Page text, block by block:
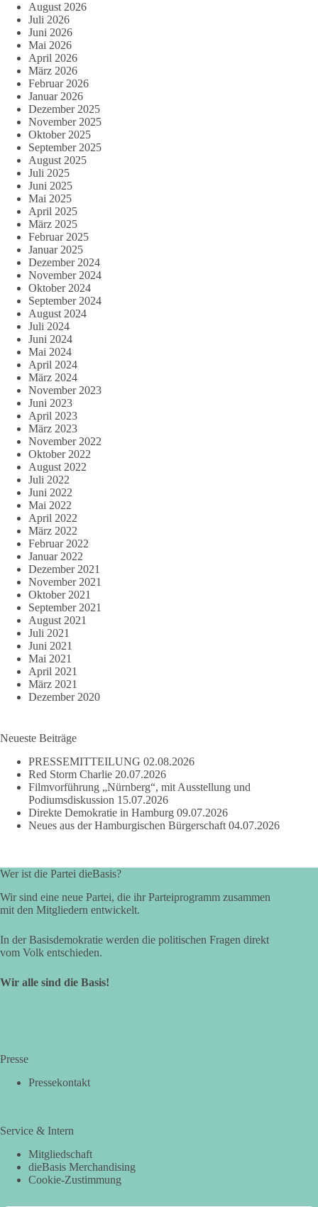
August 2026
Juli 2026
Juni 2026
Mai 2026
April 2026
März 2026
Februar 2026
Januar 2026
Dezember 2025
November 2025
Oktober 2025
September 2025
August 2025
Juli 2025
Juni 2025
Mai 2025
April 2025
März 2025
Februar 2025
Januar 2025
Dezember 2024
November 2024
Oktober 2024
September 2024
August 2024
Juli 2024
Juni 2024
Mai 2024
April 2024
März 2024
November 2023
Juni 2023
April 2023
März 2023
November 2022
Oktober 2022
August 2022
Juli 2022
Juni 2022
Mai 2022
April 2022
März 2022
Februar 2022
Januar 2022
Dezember 2021
November 2021
Oktober 2021
September 2021
August 2021
Juli 2021
Juni 2021
Mai 2021
April 2021
März 2021
Dezember 2020
Neueste Beiträge
PRESSEMITTEILUNG 02.08.2026
Red Storm Charlie 20.07.2026
Filmvorführung „Nürnberg“, mit Ausstellung und
Podiumsdiskussion 15.07.2026
Direkte Demokratie in Hamburg 09.07.2026
Neues aus der Hamburgischen Bürgerschaft 04.07.2026
Wer ist die Partei dieBasis?
Wir sind eine neue Partei, die ihr Parteiprogramm zusammen
mit den Mitgliedern entwickelt.
In der Basisdemokratie werden die politischen Fragen direkt
vom Volk entschieden.
Wir alle sind die Basis!
Presse
Pressekontakt
Service & Intern
Mitgliedschaft
dieBasis Merchandising
Cookie-Zustimmung